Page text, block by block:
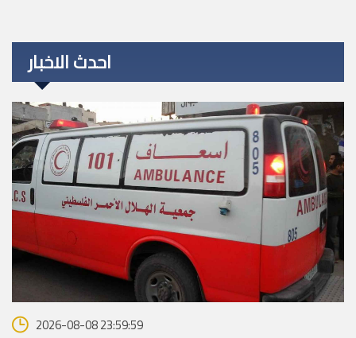
احدث الاخبار
2026-08-08 23:59:59